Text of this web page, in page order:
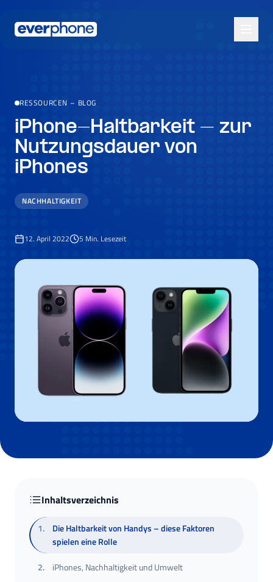
RESSOURCEN – BLOG
iPhone-Haltbarkeit – zur
Nutzungsdauer von
iPhones
NACHHALTIGKEIT
12. April 2022 5 Min. Lesezeit
Inhaltsverzeichnis
1.
Die Haltbarkeit von Handys – diese Faktoren
spielen eine Rolle
2. iPhones, Nachhaltigkeit und Umwelt